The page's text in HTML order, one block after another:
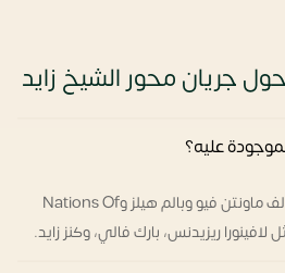
جريان محور الشيخ زايد
عليه؟
كمبوند جريان Jirian من تحالف ماونتن فيو وبالم هيلز وNations Of